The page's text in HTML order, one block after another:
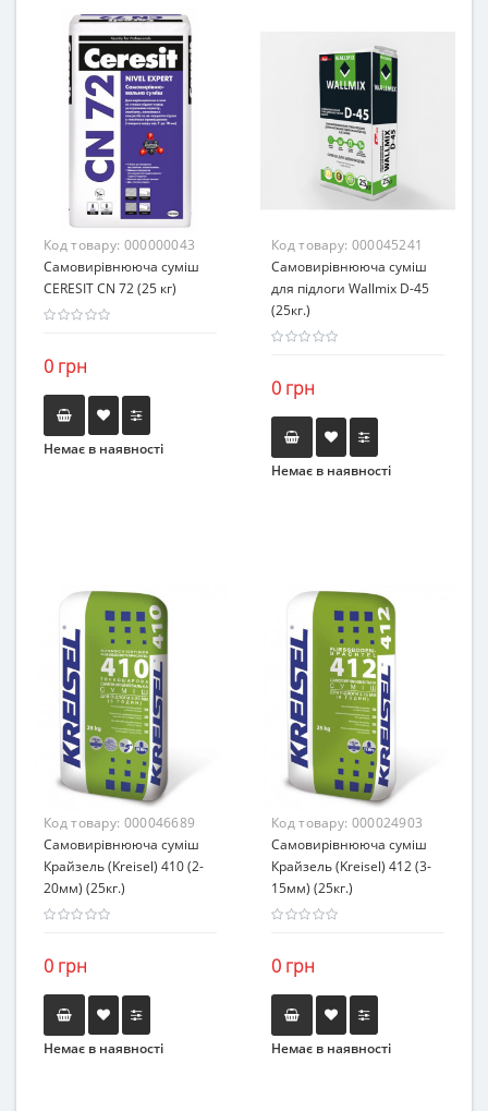
Код товару: 000000043
Самовирівнююча суміш
CERESIT CN 72 (25 кг)
0 грн
Немає в наявності
Код товару: 000045241
Самовирівнююча суміш
для підлоги Wallmix D-45
(25кг.)
0 грн
Немає в наявності
Код товару: 000046689
Самовирівнююча суміш
Крайзель (Kreisel) 410 (2-
20мм) (25кг.)
0 грн
Немає в наявності
Код товару: 000024903
Самовирівнююча суміш
Крайзель (Kreisel) 412 (3-
15мм) (25кг.)
0 грн
Немає в наявності